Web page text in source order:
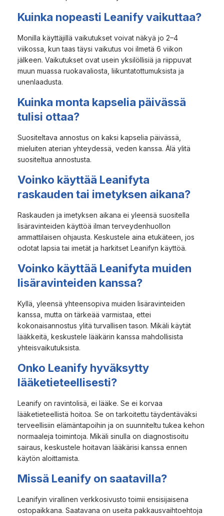
Kuinka nopeasti Leanify vaikuttaa?
Monilla käyttäjillä vaikutukset voivat näkyä jo 2–4
viikossa, kun taas täysi vaikutus voi ilmetä 6 viikon
jälkeen. Vaikutukset ovat usein yksilöllisiä ja riippuvat
muun muassa ruokavaliosta, liikuntatottumuksista ja
unenlaadusta.
Kuinka monta kapselia päivässä
tulisi ottaa?
Suositeltava annostus on kaksi kapselia päivässä,
mieluiten aterian yhteydessä, veden kanssa. Älä ylitä
suositeltua annostusta.
Voinko käyttää Leanifyta
raskauden tai imetyksen aikana?
Raskauden ja imetyksen aikana ei yleensä suositella
lisäravinteiden käyttöä ilman terveydenhuollon
ammattilaisen ohjausta. Keskustele aina etukäteen, jos
odotat lapsia tai imetät ja harkitset Leanifyn käyttöä.
Voinko käyttää Leanifyta muiden
lisäravinteiden kanssa?
Kyllä, yleensä yhteensopiva muiden lisäravinteiden
kanssa, mutta on tärkeää varmistaa, ettei
kokonaisannostus ylitä turvallisen tason. Mikäli käytät
lääkkeitä, keskustele lääkärin kanssa mahdollisista
yhteisvaikutuksista.
Onko Leanify hyväksytty
lääketieteellisesti?
Leanify on ravintolisä, ei lääke. Se ei korvaa
lääketieteellistä hoitoa. Se on tarkoitettu täydentäväksi
terveellisiin elämäntapoihin ja on suunniteltu tukea kehon
normaaleja toimintoja. Mikäli sinulla on diagnostisoitu
sairaus, keskustele hoitavan lääkärisi kanssa ennen
käytön aloittamista.
Missä Leanify on saatavilla?
Leanifyin virallinen verkkosivusto toimii ensisijaisena
ostopaikkana. Saatavana on useita pakkausvaihtoehtoja